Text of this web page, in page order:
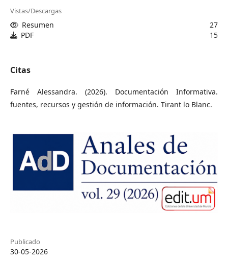
Vistas/Descargas
Resumen
27
PDF
15
Citas
Farné Alessandra. (2026). Documentación Informativa.
fuentes, recursos y gestión de información. Tirant lo Blanc.
Publicado
30-05-2026